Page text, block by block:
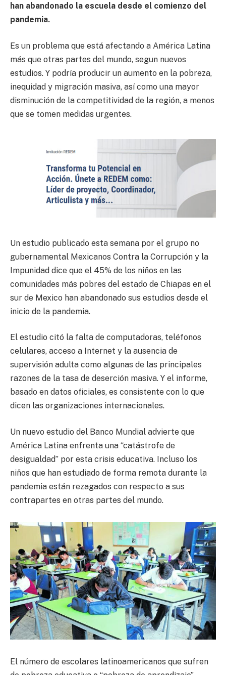
han abandonado la escuela desde el comienzo del
pandemia.
Es un problema que está afectando a América Latina
más que otras partes del mundo, segun nuevos
estudios. Y podría producir un aumento en la pobreza,
inequidad y migración masiva, así como una mayor
disminución de la competitividad de la región, a menos
que se tomen medidas urgentes.
Un estudio publicado esta semana por el grupo no
gubernamental Mexicanos Contra la Corrupción y la
Impunidad dice que el 45% de los niños en las
comunidades más pobres del estado de Chiapas en el
sur de Mexico han abandonado sus estudios desde el
inicio de la pandemia.
El estudio citó la falta de computadoras, teléfonos
celulares, acceso a Internet y la ausencia de
supervisión adulta como algunas de las principales
razones de la tasa de deserción masiva. Y el informe,
basado en datos oficiales, es consistente con lo que
dicen las organizaciones internacionales.
Un nuevo estudio del Banco Mundial advierte que
América Latina enfrenta una “catástrofe de
desigualdad” por esta crisis educativa. Incluso los
niños que han estudiado de forma remota durante la
pandemia están rezagados con respecto a sus
contrapartes en otras partes del mundo.
El número de escolares latinoamericanos que sufren